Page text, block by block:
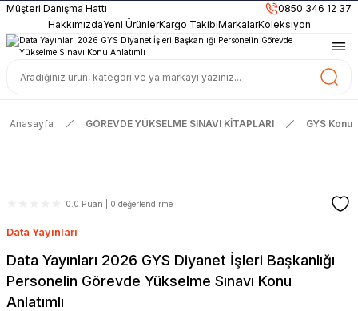
899TLve Üzeri Alışverişlerinizde
KARGO BEDAVA
Güncel ve Sınav Odaklı Kaynaklar
HakkımızdaYeni ÜrünlerKargo TakibiMarkalarKoleksiyon
Müşteri Danışma Hattı 0850 346 12 37
Anasayfa GÖREVDE YÜKSELME SINAVI KİTAPLARI GYS Konu
0.0 Puan | 0 değerlendirme
Data Yayınları
Data Yayınları 2026 GYS Diyanet İşleri Başkanlığı
Personelin Görevde Yükselme Sınavı Konu
Anlatımlı